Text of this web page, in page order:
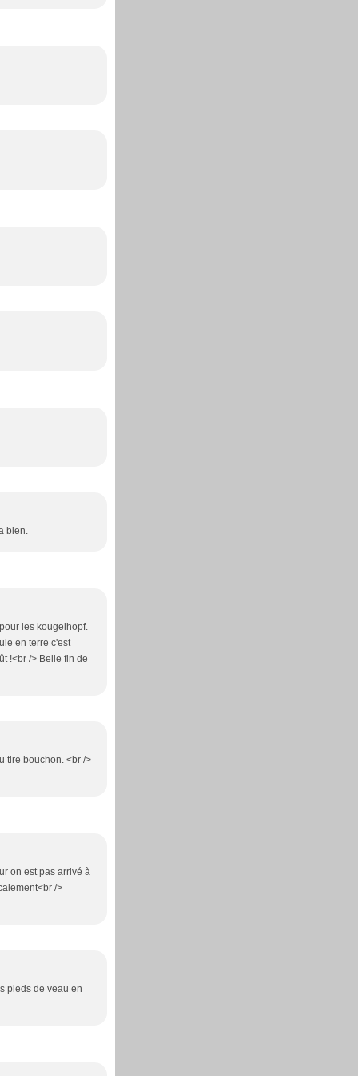
bien.
les kougelhopf.
en terre c'est
!<br /> Belle fin de
tire bouchon. <br />
on est pas arrivé à
/>
pieds de veau en